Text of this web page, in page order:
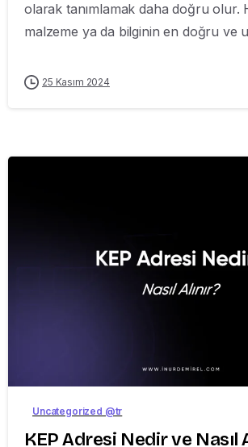
olarak tanımlamak daha doğru olur.
malzeme ya da bilginin en doğru ve
25 Kasım 2024
Uncategorized @tr
KEP Adresi Nedir ve Nasıl